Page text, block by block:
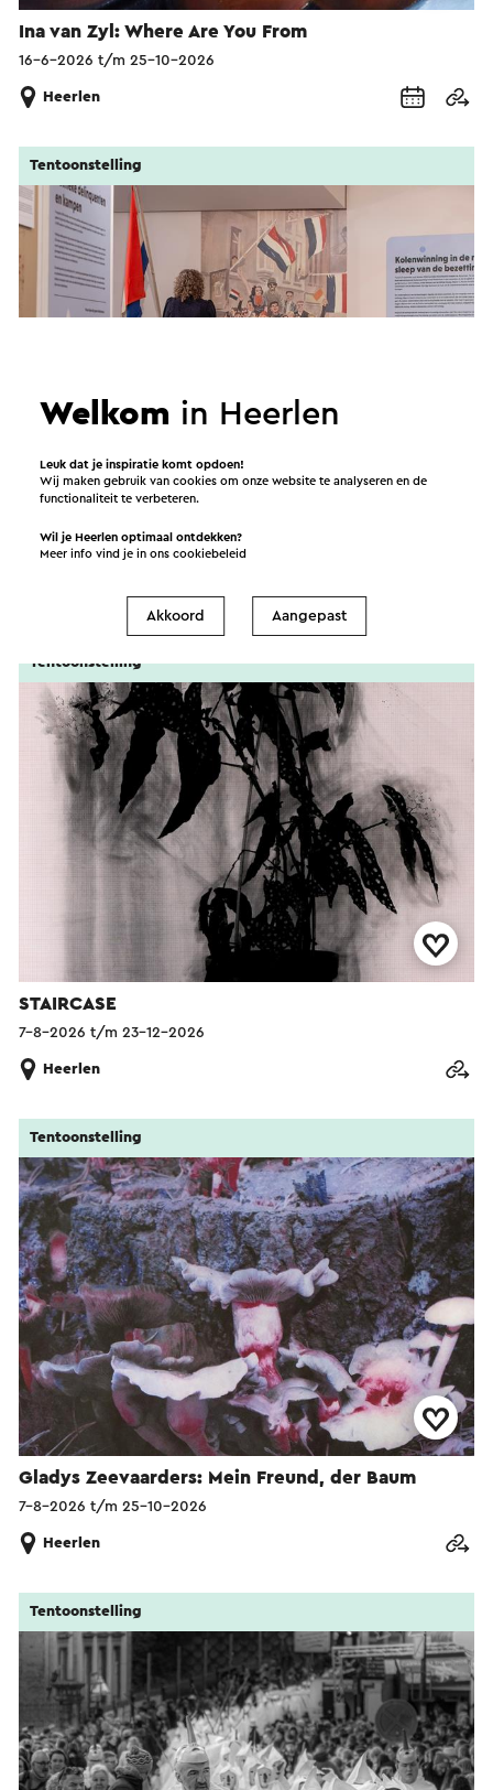
Ina van Zyl: Where Are You From
16-6-2026 t/m 25-10-2026
Heerlen
Staken & Straf: mijnwerkers in bezetting en
bevrijding
Tentoonstelling
7-8-2026 t/m 25-10-2026
STAIRCASE
Tentoonstelling
7-8-2026 t/m 23-12-2026
Heerlen
Gladys Zeevaarders: Mein Freund, der Baum
Tentoonstelling
7-8-2026 t/m 25-10-2026
Heerlen
Tentoonstelling
Welkom in Heerlen
Leuk dat je inspiratie komt opdoen!
Wij maken gebruik van cookies om onze website te analyseren en de
functionaliteit te verbeteren.
Wil je Heerlen optimaal ontdekken?
Meer info vind je in onscookiebeleid
Akkoord Aangepast